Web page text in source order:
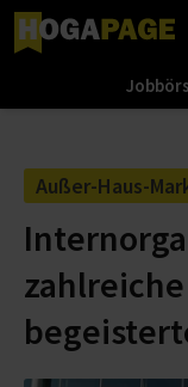
Außer-Haus-